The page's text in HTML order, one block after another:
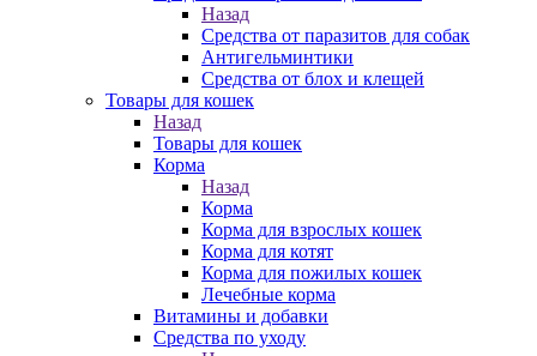
Назад
Средства от паразитов для собак
Антигельминтики
Средства от блох и клещей
Товары для кошек
Назад
Товары для кошек
Корма
Назад
Корма
Корма для взрослых кошек
Корма для котят
Корма для пожилых кошек
Лечебные корма
Витамины и добавки
Средства по уходу